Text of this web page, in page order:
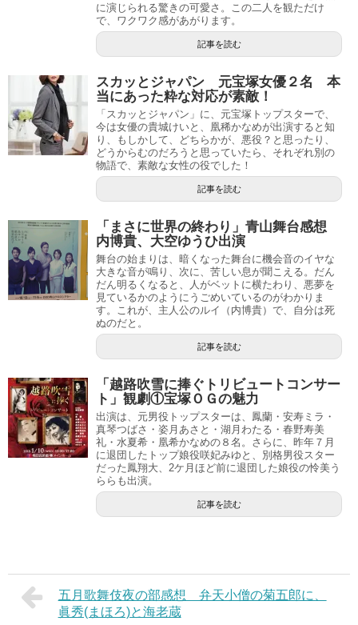
に演じられる驚きの可愛さ。この二人を観ただけ
で、ワクワク感があがります。
記事を読む
スカッとジャパン 元宝塚女優２名 本
当にあった粋な対応が素敵！
「スカッとジャパン」に、元宝塚トップスターで、
今は女優の貴城けいと、凰稀かなめが出演すると知
り、もしかして、どちらかが、悪役？と思ったり、
どうからむのだろうと思っていたら、それぞれ別の
物語で、素敵な女性の役でした！
記事を読む
「まさに世界の終わり」青山舞台感想
内博貴、大空ゆうひ出演
舞台の始まりは、暗くなった舞台に機会音のイヤな
大きな音が鳴り、次に、苦しい息が聞こえる。だん
だん明るくなると、人がベットに横たわり、悪夢を
見ているかのようにうごめいているのがわかりま
す。これが、主人公のルイ（内博貴）で、自分は死
ぬのだと。
記事を読む
「越路吹雪に捧ぐトリビュートコンサー
ト」観劇①宝塚ＯＧの魅力
出演は、元男役トップスターは、鳳蘭・安寿ミラ・
真琴つばさ・姿月あさと・湖月わたる・春野寿美
礼・水夏希・凰希かなめの８名。さらに、昨年７月
に退団したトップ娘役咲妃みゆと、別格男役スター
だった鳳翔大、2ケ月ほど前に退団した娘役の怜美う
ららも出演。
記事を読む
五月歌舞伎夜の部感想 弁天小僧の菊五郎に、
眞秀(まほろ)と海老蔵